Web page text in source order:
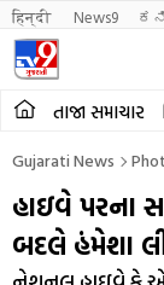
हिन्दी News9
તાજા સમાચાર
Gujarati News
હાઇવે પરના
બદલે હંમેશા